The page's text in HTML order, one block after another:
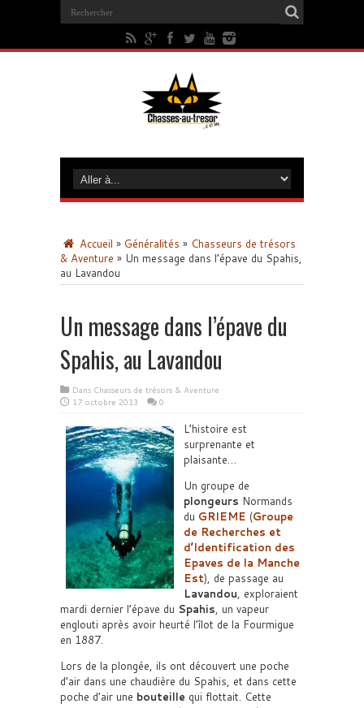
Accueil » Généralités » Chasseurs de trésors
& Aventure » Un message dans l’épave du Spahis,
au Lavandou
Un message dans l’épave du
Spahis, au Lavandou
Dans Chasseurs de trésors & Aventure
17 octobre 2013
0
L’histoire est
surprenante et
plaisante…
Un groupe de
plongeurs Normands
du GRIEME (Groupe
de Recherches et
d’Identification des
Epaves de la Manche
Est), de passage au
Lavandou, exploraient
mardi dernier l’épave du Spahis, un vapeur
englouti après avoir heurté l’îlot de la Fourmigue
en 1887.
Lors de la plongée, ils ont découvert une poche
d’air dans une chaudière du Spahis, et dans cette
poche d’air une bouteille qui flottait. Cette